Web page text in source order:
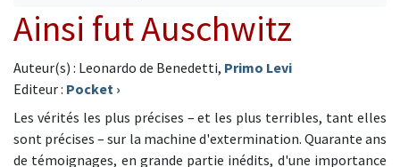
Ainsi fut Auschwitz
Auteur(s) : Leonardo de Benedetti, Primo Levi
Editeur : Pocket ›
Les vérités les plus précises – et les plus terribles, tant elles
sont précises – sur la machine d'extermination. Quarante ans
de témoignages, en grande partie inédits, d'une importance